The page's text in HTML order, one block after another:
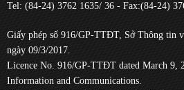
Tel: (84-24) 3762 1635/ 36 - Fax:(84-24)
Giấy phép số 916/GP-TTĐT, Sở Thông tin
ngày 09/3/2017.
Licence No. 916/GP-TTĐT dated March 9,
Information and Communications.